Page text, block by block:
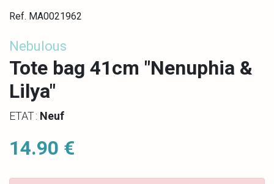
Ref. MA0021962
Nebulous
Tote bag 41cm "Nenuphia &
Lilya"
ETAT : Neuf
14.90 €